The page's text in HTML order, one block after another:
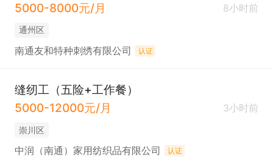
5000-8000元/月
8小时前
通州区
南通友和特种刺绣有限公司 认证
缝纫工（五险+工作餐）
5000-12000元/月
3小时前
崇川区
中润（南通）家用纺织品有限公司 认证